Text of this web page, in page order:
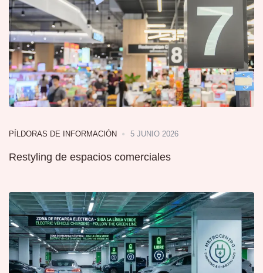
PÍLDORAS DE INFORMACIÓN 5 JUNIO 2026
Restyling de espacios comerciales